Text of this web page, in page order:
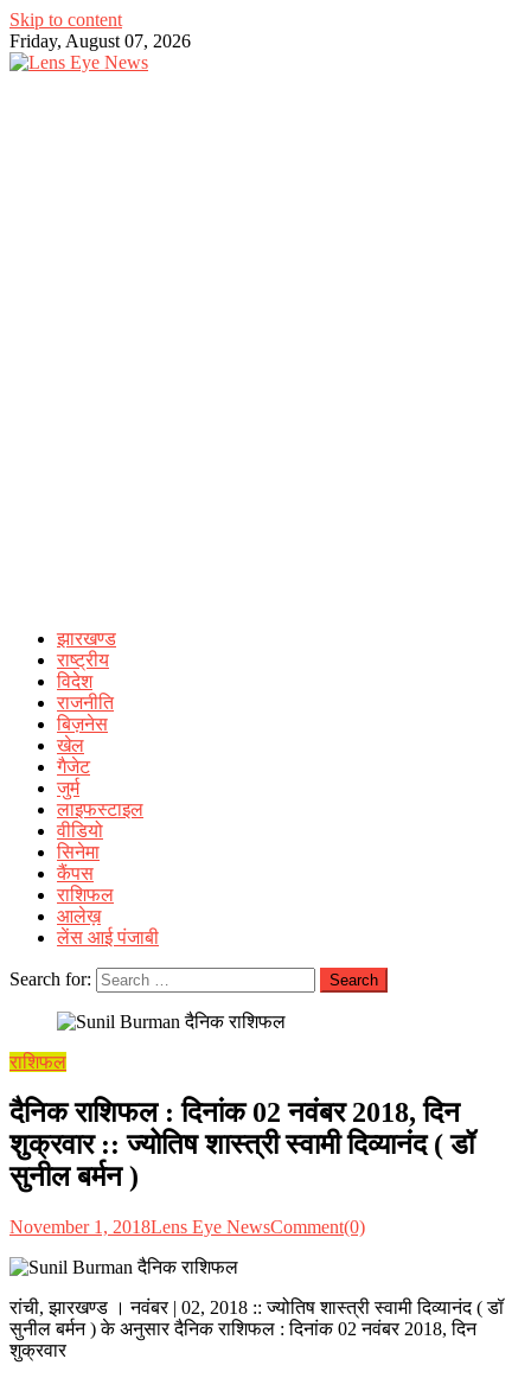
Skip to content
Friday, August 07, 2026
झारखण्ड
राष्ट्रीय
विदेश
राजनीति
बिज़नेस
खेल
गैजेट
जुर्म
लाइफस्टाइल
वीडियो
सिनेमा
कैंपस
राशिफल
आलेख़
लेंस आई पंजाबी
Search for:
राशिफल
दैनिक राशिफल : दिनांक 02 नवंबर 2018, दिन
शुक्रवार :: ज्योतिष शास्त्री स्वामी दिव्यानंद ( डॉ
सुनील बर्मन )
November 1, 2018Lens Eye NewsComment(0)
रांची, झारखण्ड । नवंबर | 02, 2018 :: ज्योतिष शास्त्री स्वामी दिव्यानंद ( डॉ
सुनील बर्मन ) के अनुसार दैनिक राशिफल : दिनांक 02 नवंबर 2018, दिन
शुक्रवार